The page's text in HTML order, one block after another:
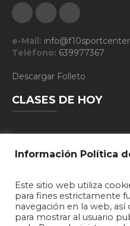
FacebookGoogle Plus
e-Mail:
Teléfono: 639977367
Descargar Folleto
CLASES DE HOY
10:30 - PILATES
20:15 - DEFENSA
20:30 - T.A.F.
Información Política
Este sitio web utiliza
para fines estrictamente
navegación en la web,
para mostrar al usuario